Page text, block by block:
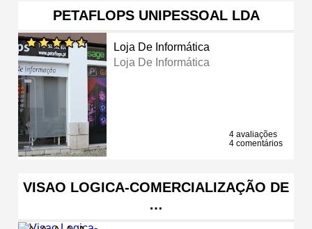
PETAFLOPS UNIPESSOAL LDA
Loja De Informática
Loja De Informática
4 avaliações
4 comentários
VISAO LOGICA-COMERCIALIZAÇÃO DE
…